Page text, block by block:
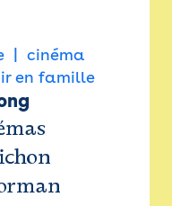
cinéma
en famille